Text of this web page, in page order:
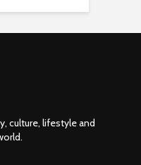
culture, lifestyle and
.